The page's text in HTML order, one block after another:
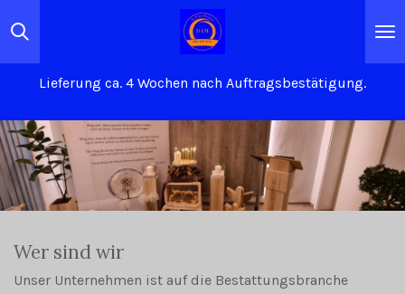
Zum
Hauptinhalt
Lieferung ca. 4 Wochen nach Auftragsbestätigung.
Wer sind wir
Unser Unternehmen ist auf die Bestattungsbranche